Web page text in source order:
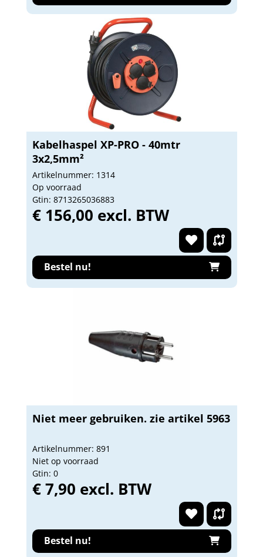
Kabelhaspel XP-PRO - 40mtr
3x2,5mm²
Artikelnummer: 1314
Op voorraad
Gtin: 8713265036883
€ 156,00 excl. BTW
Bestel nu!
Niet meer gebruiken. zie artikel 5963
Artikelnummer: 891
Niet op voorraad
Gtin: 0
€ 7,90 excl. BTW
Bestel nu!